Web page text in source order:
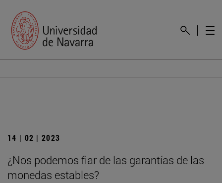
14 | 02 | 2023
¿Nos podemos fiar de las garantías de las
monedas estables?